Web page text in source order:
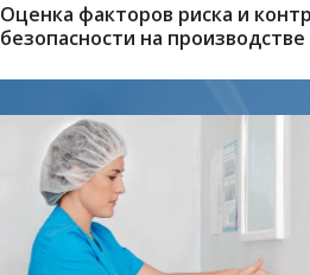
Оценка факторов риска и
безопасности на производстве